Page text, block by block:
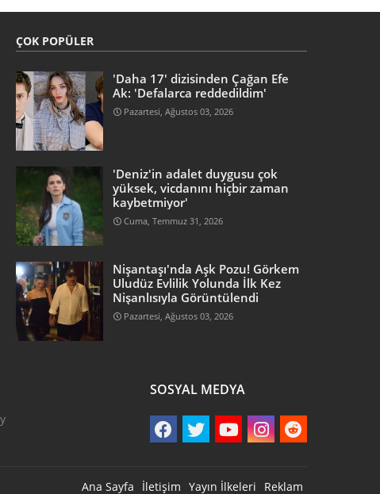
ÇOK POPÜLER
'Daha 17' dizisinden Çağan Efe
Ak: 'Defalarca reddedildim'
Pazartesi, Ağustos 03, 2026
'Deniz'in adalet duygusu çok
yüksek, vicdanını hiçbir zaman
kaybetmiyor'
Cuma, Temmuz 31, 2026
Nişantaşı'nda Aşk Pozu! Görkem
Uludüz Evlilik Yolunda İlk Kez
Nişanlısıyla Görüntülendi
Pazartesi, Ağustos 03, 2026
SOSYAL MEDYA
Ana Sayfa İletişim Yayın İlkeleri Reklam